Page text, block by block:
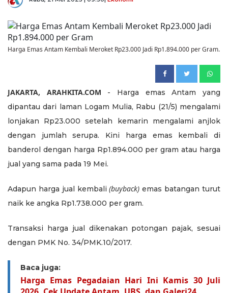
Harga Emas Antam Kembali Meroket Rp23.000 Jadi Rp1.894.000 per Gram.
JAKARTA, ARAHKITA.COM - Harga emas Antam yang
dipantau dari laman Logam Mulia, Rabu (21/5) mengalami
lonjakan Rp23.000 setelah kemarin mengalami anjlok
dengan jumlah serupa. Kini harga emas kembali di
banderol dengan harga Rp1.894.000 per gram atau harga
jual yang sama pada 19 Mei.
Adapun harga jual kembali(buyback) emas batangan turut
naik ke angka Rp1.738.000 per gram.
Transaksi harga jual dikenakan potongan pajak, sesuai
dengan PMK No. 34/PMK.10/2017.
Baca juga:
Harga Emas Pegadaian Hari Ini Kamis 30 Juli